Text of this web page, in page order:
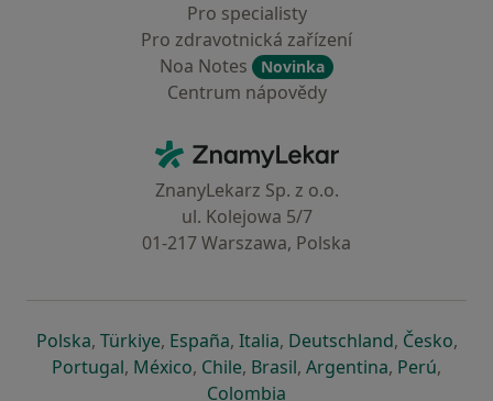
Pro specialisty
Pro zdravotnická zařízení
Noa Notes
Novinka
Centrum nápovědy
ZnamyLekar - Hlavní stránka
ZnanyLekarz Sp. z o.o.
ul. Kolejowa 5/7
01-217 Warszawa, Polska
Polskase otevře v nové záložce
, Türkiyese otevře v nové záložce
, Españase otevře v nové záložce
, Italiase otevře v nové záložce
, Deutschlandse otevře v
, Českose
,
Portugalse otevře v nové záložce
, Méxicose otevře v nové záložce
, Chilese otevře v nové záložce
, Brasilse otevře v nové
, Argentinase otevře v
, Perúse
,
Colombia